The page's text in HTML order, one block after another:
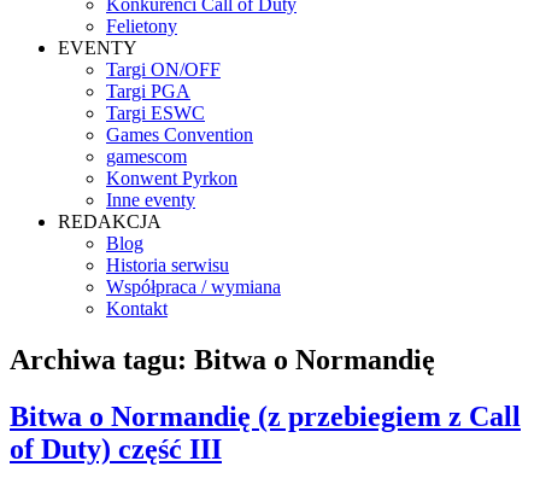
Konkurenci Call of Duty
Felietony
EVENTY
Targi ON/OFF
Targi PGA
Targi ESWC
Games Convention
gamescom
Konwent Pyrkon
Inne eventy
REDAKCJA
Blog
Historia serwisu
Współpraca / wymiana
Kontakt
Archiwa tagu: Bitwa o Normandię
Bitwa o Normandię (z przebiegiem z Call
of Duty) część III